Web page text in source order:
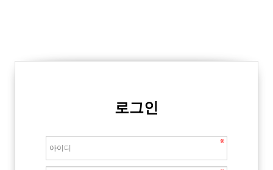
로그인